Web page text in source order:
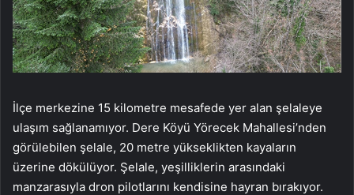
İlçe merkezine 15 kilometre mesafede yer alan şelaleye
ulaşım sağlanamıyor. Dere Köyü Yörecek Mahallesi’nden
görülebilen şelale, 20 metre yükseklikten kayaların
üzerine dökülüyor. Şelale, yeşilliklerin arasındaki
manzarasıyla dron pilotlarını kendisine hayran bırakıyor.